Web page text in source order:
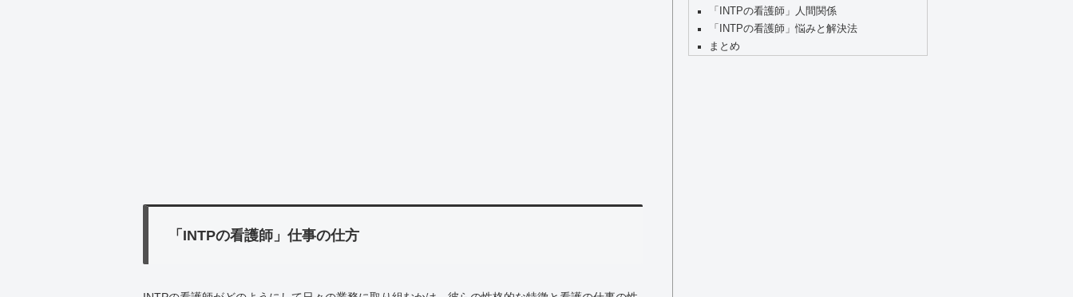
「INTPの看護師」仕事の仕方
「INTPの看護師」人間関係
「INTPの看護師」悩みと解決法
まとめ